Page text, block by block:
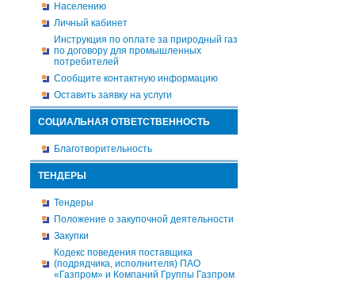
Населению
Личный кабинет
Инструкция по оплате за природный газ
по договору для промышленных
потребителей
Сообщите контактную информацию
Оставить заявку на услуги
СОЦИАЛЬНАЯ ОТВЕТСТВЕННОСТЬ
Благотворительность
ТЕНДЕРЫ
Тендеры
Положение о закупочной деятельности
Закупки
Кодекс поведения поставщика
(подрядчика, исполнителя) ПАО
«Газпром» и Компаний Группы Газпром